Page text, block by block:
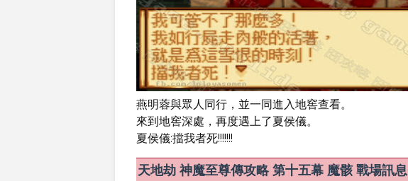
燕明蓉與眾人同行，並一同進入地窖查看。
來到地窖深處，再度遇上了夏侯儀。
夏侯儀:擋我者死!!!!!!!
天地劫 神魔至尊傳攻略 第十五幕 魔骸 戰場訊息